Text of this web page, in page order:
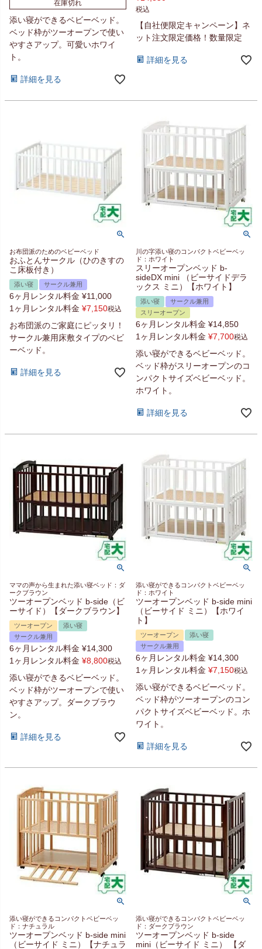
在庫切れ
添い寝ができるベビーベッド。
ベッド枠がツーオープンで使い
やすさアップ。可愛いホワイ
ト。
詳細を見る
税込
【自社便限定キャンペーン】ネ
ット注文限定価格！数量限定
詳細を見る
お布団派のためのベビーベッド
おふとんサークル（ひのきすの
こ床板付き）
添い寝 サークル兼用
6ヶ月レンタル料金 ¥11,000
1ヶ月レンタル料金 ¥7,150税込
お布団派のご家庭にピッタリ！
サークル兼用床敷タイプのベビ
ーベッド。
詳細を見る
川の字添い寝のコンパクトベビーベッ
ド：ホワイト
スリーオープンベッド b-
sideDX mini （ビーサイドデラ
ックス ミニ）【ホワイト】
添い寝
サークル兼用
スリーオープン
6ヶ月レンタル料金 ¥14,850
1ヶ月レンタル料金 ¥7,700税込
添い寝ができるベビーベッド。
ベッド枠がスリーオープンのコ
ンパクトサイズベビーベッド。
ホワイト。
詳細を見る
ママの声から生まれた添い寝ベッド：ダ
ークブラウン
ツーオープンベッド b-side（ビ
ーサイド）【ダークブラウン】
ツーオープン
添い寝
サークル兼用
6ヶ月レンタル料金 ¥14,300
1ヶ月レンタル料金 ¥8,800税込
添い寝ができるベビーベッド。
ベッド枠がツーオープンで使い
やすさアップ。ダークブラウ
ン。
詳細を見る
添い寝ができるコンパクトベビーベッ
ド：ホワイト
ツーオープンベッド b-side mini
（ビーサイド ミニ）【ホワイ
ト】
ツーオープン
添い寝
サークル兼用
6ヶ月レンタル料金 ¥14,300
1ヶ月レンタル料金 ¥7,150税込
添い寝ができるベビーベッド。
ベッド枠がツーオープンのコン
パクトサイズベビーベッド。ホ
ワイト。
詳細を見る
添い寝ができるコンパクトベビーベッ
ド：ナチュラル
ツーオープンベッド b-side mini
（ビーサイド ミニ）【ナチュラ
添い寝ができるコンパクトベビーベッ
ド：ダークブラウン
ツーオープンベッド b-side
mini（ビーサイド ミニ） 【ダ